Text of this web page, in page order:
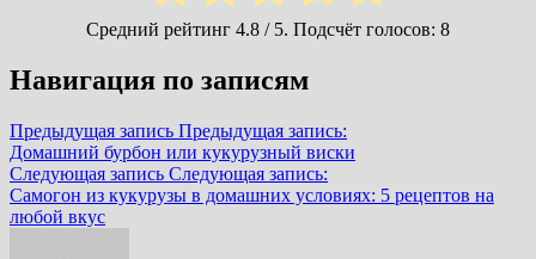
Средний рейтинг 4.8 / 5. Подсчёт голосов: 8
Навигация по записям
Предыдущая запись Предыдущая запись:
Домашний бурбон или кукурузный виски
Следующая запись Следующая запись:
Самогон из кукурузы в домашних условиях: 5 рецептов на
любой вкус